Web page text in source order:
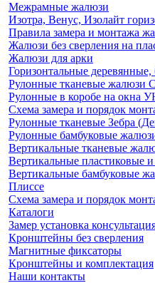
Межрамные жалюзи
Изотра, Венус, Изолайт
Правила замера и монтажа
Жалюзи без сверления на
Жалюзи для арки
Горизонтальные
Рулонные тканевые жалюзи
Рулонные в коробе на окна
Схема замера и порядок
Рулонные тканевые Зебра
Рулонные бамбуковые
Вертикальные тканевые
Вертикальные пластиковые
Вертикальные бамбуковые
Плиссе
Схема замера и порядок
Каталоги
Замер установка
Кронштейны без сверления
Магнитные фиксаторы
Кронштейны и комплектация
Наши контакты